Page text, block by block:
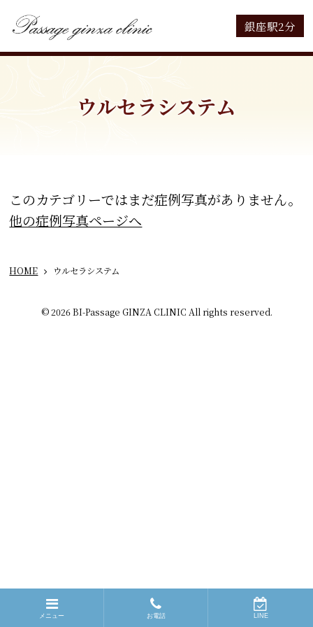
銀座駅2分
メニュー お電話

LINE
ウルセラシステム
このカテゴリーではまだ症例写真がありません。
他の症例写真ページへ
HOME ウルセラシステム
© 2026 BI-Passage GINZA CLINIC All rights reserved.